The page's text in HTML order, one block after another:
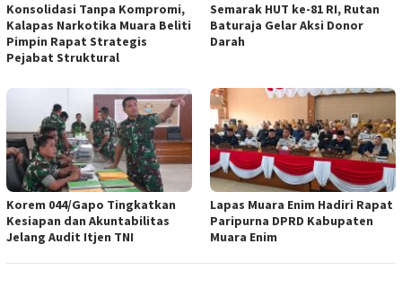
Konsolidasi Tanpa Kompromi,
Kalapas Narkotika Muara Beliti
Pimpin Rapat Strategis
Pejabat Struktural
Semarak HUT ke-81 RI, Rutan
Baturaja Gelar Aksi Donor
Darah
Korem 044/Gapo Tingkatkan
Kesiapan dan Akuntabilitas
Jelang Audit Itjen TNI
Lapas Muara Enim Hadiri Rapat
Paripurna DPRD Kabupaten
Muara Enim